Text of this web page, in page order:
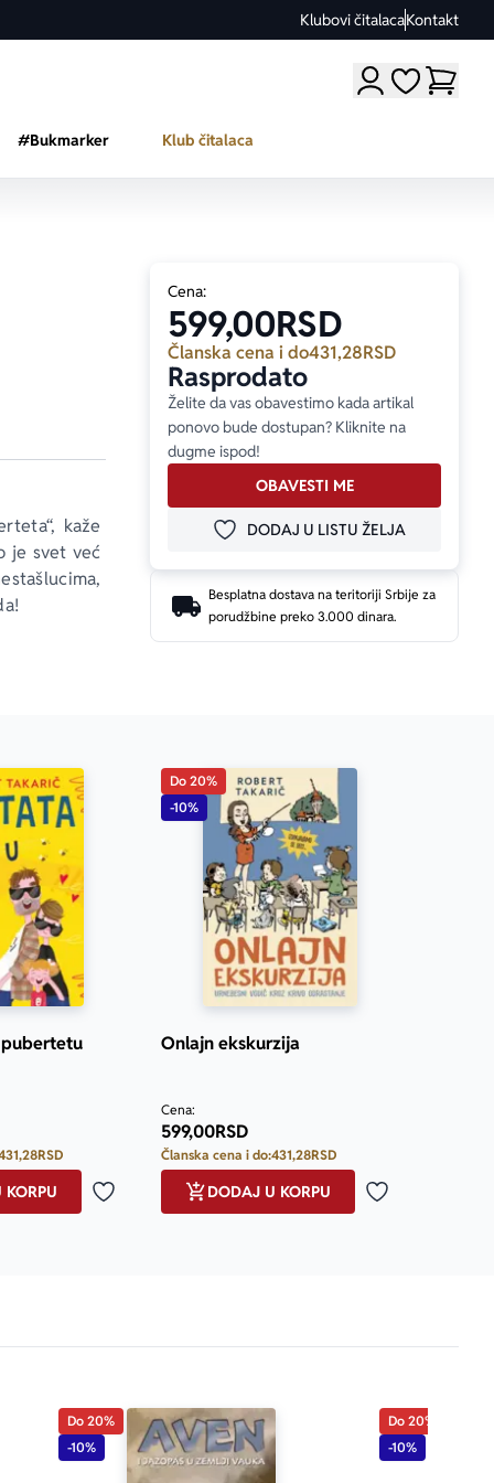
Klubovi čitalacaKontakt
Moji omiljeni
#Bukmarker Klub čitalaca
kaže
je svet već
Cena:
599,00RSD
Članska cena i do431,28RSD
Rasprodato
Želite da vas obavestimo kada artikal
ponovo bude dostupan? Kliknite na
dugme ispod!
OBAVESTI ME
DODAJ U OMILJENE
DODAJ U LISTU ŽELJA
Besplatna dostava na teritoriji Srbije za
porudžbine preko 3.000 dinara.
RSD
Dodaj u omiljene
Do 20%
-10%
Onlajn ekskurzija
Cena:
599,00RSD
Članska cena i do:431,28RSD
Dodaj u
DODAJ U KORPU
Do 20%
-10%
Do 20%
-10%